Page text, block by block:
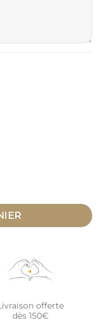
nuage ANIMAUX
offerte
dès 150€